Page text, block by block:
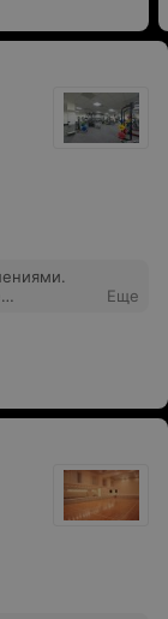
в
и
нет
Еще